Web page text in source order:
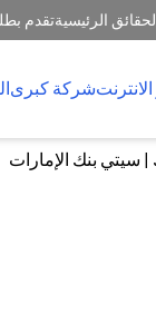
الرئيسيةتقدم
شركة كبرى
سيتي بنك الإمارات